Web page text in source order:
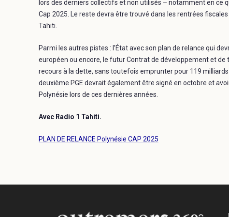
lors des derniers collectifs et non utilisés – notamment en ce
Cap 2025. Le reste devra être trouvé dans les rentrées
Tahiti.
Parmi les autres pistes : l’État avec son plan de relance qui
européen ou encore, le futur Contrat de développement et
recours à la dette, sans toutefois emprunter pour 119 milliards
deuxième PGE devrait également être signé en octobre et
Polynésie lors de ces dernières années.
Avec Radio 1 Tahiti.
PLAN DE RELANCE Polynésie CAP 2025